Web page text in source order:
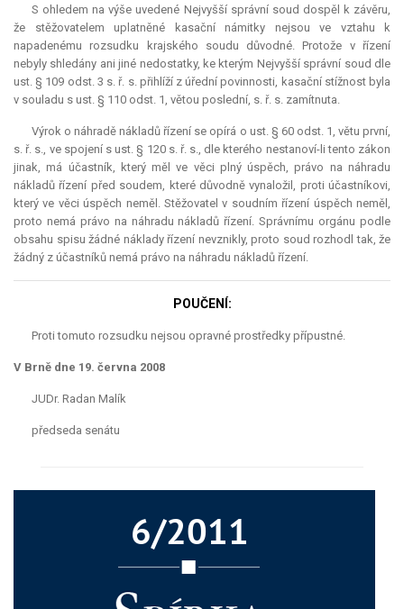
S ohledem na výše uvedené Nejvyšší správní soud dospěl k závěru,
že stěžovatelem uplatněné kasační námitky nejsou ve vztahu k
napadenému rozsudku krajského soudu důvodné. Protože v řízení
nebyly shledány ani jiné nedostatky, ke kterým Nejvyšší správní soud dle
ust. § 109 odst. 3 s. ř. s. přihlíží z úřední povinnosti, kasační stížnost byla
v souladu s ust. § 110 odst. 1, větou poslední, s. ř. s. zamítnuta.
Výrok o náhradě nákladů řízení se opírá o ust. § 60 odst. 1, větu první,
s. ř. s., ve spojení s ust. § 120 s. ř. s., dle kterého nestanoví-li tento zákon
jinak, má účastník, který měl ve věci plný úspěch, právo na náhradu
nákladů řízení před soudem, které důvodně vynaložil, proti účastníkovi,
který ve věci úspěch neměl. Stěžovatel v soudním řízení úspěch neměl,
proto nemá právo na náhradu nákladů řízení. Správnímu orgánu podle
obsahu spisu žádné náklady řízení nevznikly, proto soud rozhodl tak, že
žádný z účastníků nemá právo na náhradu nákladů řízení.
POUČENÍ:
Proti tomuto rozsudku nejsou opravné prostředky přípustné.
V Brně dne 19. června 2008
JUDr. Radan Malík
předseda senátu